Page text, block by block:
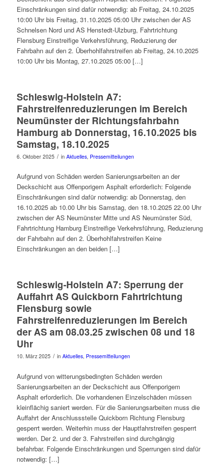
Einschränkungen sind dafür notwendig: ab Freitag, 24.10.2025
10:00 Uhr bis Freitag, 31.10.2025 05:00 Uhr zwischen der AS
Schnelsen Nord und AS Henstedt-Ulzburg, Fahrtrichtung
Flensburg Einstreifige Verkehrsführung, Reduzierung der
Fahrbahn auf den 2. Überhohlfahrstreifen ab Freitag, 24.10.2025
10:00 Uhr bis Montag, 27.10.2025 05:00 […]
Schleswig-Holstein A7:
Fahrstreifenreduzierungen im Bereich
Neumünster der Richtungsfahrbahn
Hamburg ab Donnerstag, 16.10.2025 bis
Samstag, 18.10.2025
6. Oktober 2025 / in Aktuelles, Pressemitteilungen
Aufgrund von Schäden werden Sanierungsarbeiten an der
Deckschicht aus Offenporigem Asphalt erforderlich: Folgende
Einschränkungen sind dafür notwendig: ab Donnerstag, den
16.10.2025 ab 10.00 Uhr bis Samstag, den 18.10.2025 22.00 Uhr
zwischen der AS Neumünster Mitte und AS Neumünster Süd,
Fahrtrichtung Hamburg Einstreifige Verkehrsführung, Reduzierung
der Fahrbahn auf den 2. Überhohlfahrstreifen Keine
Einschränkungen an den beiden […]
Schleswig-Holstein A7: Sperrung der
Auffahrt AS Quickborn Fahrtrichtung
Flensburg sowie
Fahrstreifenreduzierungen im Bereich
der AS am 08.03.25 zwischen 08 und 18
Uhr
10. März 2025 / in Aktuelles, Pressemitteilungen
Aufgrund von witterungsbedingten Schäden werden
Sanierungsarbeiten an der Deckschicht aus Offenporigem
Asphalt erforderlich. Die vorhandenen Einzelschäden müssen
kleinflächig saniert werden. Für die Sanierungsarbeiten muss die
Auffahrt der Anschlussstelle Quickborn Richtung Flensburg
gesperrt werden. Weiterhin muss der Hauptfahrstreifen gesperrt
werden. Der 2. und der 3. Fahrstreifen sind durchgängig
befahrbar. Folgende Einschränkungen und Sperrungen sind dafür
notwendig: […]